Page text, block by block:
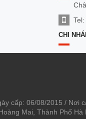
Tel:
CHI
cấp: 06/08/2015 / Nơi
Mai, Thành Phố Hà